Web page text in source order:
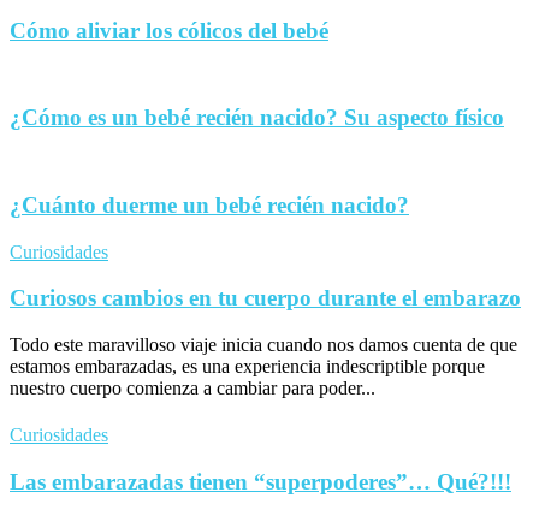
Cómo aliviar los cólicos del bebé
¿Cómo es un bebé recién nacido? Su aspecto físico
¿Cuánto duerme un bebé recién nacido?
Curiosidades
Curiosos cambios en tu cuerpo durante el embarazo
Todo este maravilloso viaje inicia cuando nos damos cuenta de que
estamos embarazadas, es una experiencia indescriptible porque
nuestro cuerpo comienza a cambiar para poder...
Curiosidades
Las embarazadas tienen “superpoderes”… Qué?!!!